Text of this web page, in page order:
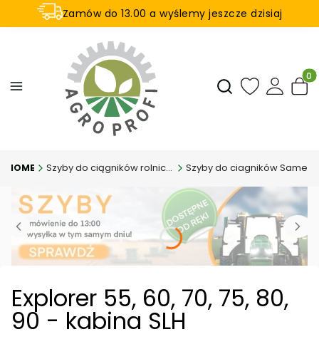
Zamów do 13.00 a wyślemy jeszcze dzisiaj
U nas na zwrot aż 21 dni
Otwórz
Szyby do ciągników rolniczych Szyby do ciagników Same
Explorer 55, 60, 70, 75, 80,
90 - kabina SLH